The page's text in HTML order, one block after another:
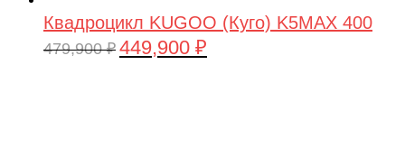
Квадроцикл KUGOO (Куго) K5MAX 400
479,900₽ Первоначальная
449,900 ₽